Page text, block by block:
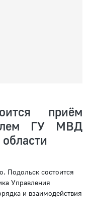
приём
ГУ МВД
Подольск состоится
Управления
и взаимодействия